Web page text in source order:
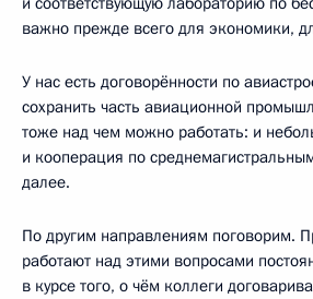
важно прежде всего для экономики,
У нас есть договорённости по
сохранить часть авиационной
тоже над чем можно работать: и
и кооперация по
далее.
По другим направлениям поговорим.
работают над этими вопросами
в курсе того, о чём коллеги